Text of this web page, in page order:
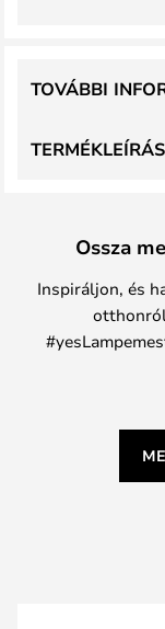
TERMÉKLEÍRÁS
TOVÁBBI
Ossza
Inspiráljon, és